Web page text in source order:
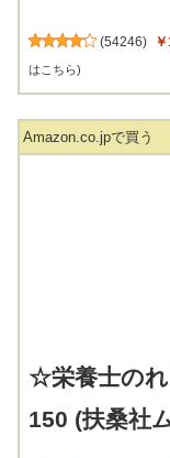
(54246)
はこちら)
Amazon.co.jpで買う
☆栄養士の
150 (扶桑社